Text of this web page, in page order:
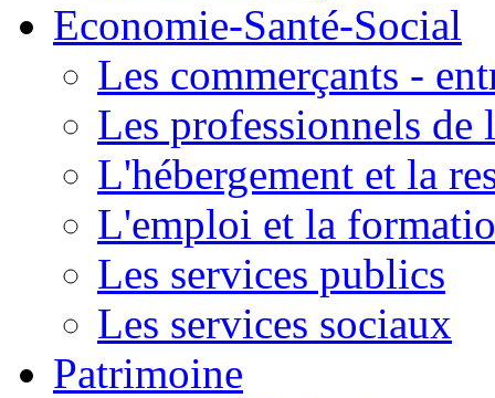
Economie-Santé-Social
Les commerçants -
Les professionnels de
L'hébergement et la
L'emploi et la
Les services publics
Les services sociaux
Patrimoine